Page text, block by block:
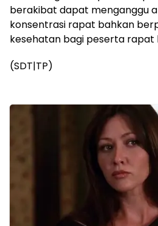
berakibat dapat menganggu
konsentrasi rapat bahkan
kesehatan bagi peserta rapat
(SDT|TP)